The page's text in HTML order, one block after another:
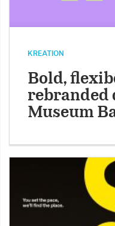
KREATION
Bold,
rebranded
Museum